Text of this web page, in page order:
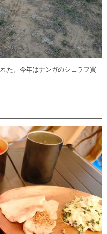
た。今年はナンガのシェラフ買